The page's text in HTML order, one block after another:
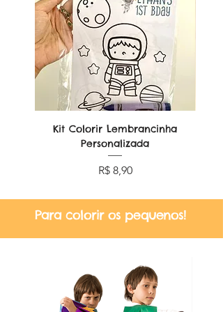
Kit Colorir Lembrancinha
Personalizada
Preço
R$ 8,90
Para colorir os pequenos!